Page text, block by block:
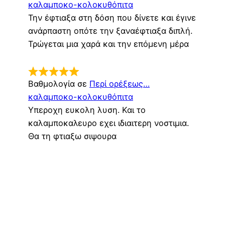
καλαμποκο-κολοκυθόπιτα
Την έφτιαξα στη δόση που δίνετε και έγινε
ανάρπαστη οπότε την ξαναέφτιαξα διπλή.
Τρώγεται μια χαρά και την επόμενη μέρα
Βαθμολογία σε Περί ορέξεως…
καλαμποκο-κολοκυθόπιτα
Υπεροχη ευκολη λυση. Και το
καλαμποκαλευρο εχει ιδιαιτερη νοστιμια.
Θα τη φτιαξω σιψουρα